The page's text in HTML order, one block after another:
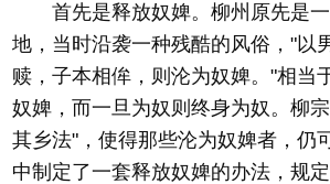
首先是释放奴婢。柳州原先是一
地，当时沿袭一种残酷的风俗，"以
赎，子本相侔，则沦为奴婢。"相当
奴婢，而一旦为奴则终身为奴。柳
其乡法"，使得那些沦为奴婢者，仍
中制定了一套释放奴婢的办法，规